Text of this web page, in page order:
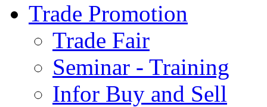
Trade Promotion
Trade Fair
Seminar - Training
Infor Buy and Sell